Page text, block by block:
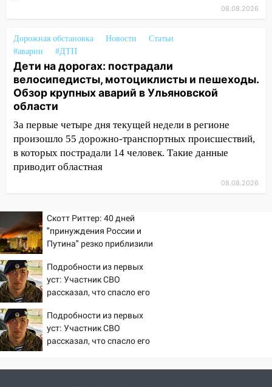
Поджог со свечой, 16 сгоревших
07:50
Какая погоды будет днем 8
августа
06:45 Императорский мост в
Ульяновске останется закрытым до
утра 10 августа
05:18 Судьба готовит сюрприз: гороскоп
на 8 августа — кому повезет с
деньгами, а кого ждет неожиданная
встреча
ракетную опасность: звучат сирены
07.08.2026
20:40
Ульяновские аграрии смогут
купить тракторы с отсрочкой платежа
до декабря
19:34
В следственном управлении
состоялось торжественное
мероприятие, приуроченное к
празднованию Дня сотрудника органов
следствия Российской Федерации
19:30 Ульяновцев приглашают
08.08.2026
Дорожная обстановка Новости
Статьи
#аварии
#ДТП
Дети на дорогах: пострадали
велосипедисты, мотоциклисты и пешеходы.
Обзор крупных аварий в Ульяновской
области
За первые четыре дня текущей недели в регионе
произошло 55 дорожно-транспортных происшествий,
в которых пострадали 14 человек. Такие данные
приводит областная
08.08.2026
Скотт Риттер: 40 дней
"принуждения России и
Путина" резко приблизили
Подробности из первых
уст: Участник СВО
рассказал, что спасло его
Подробности из первых
уст: Участник СВО
рассказал, что спасло его